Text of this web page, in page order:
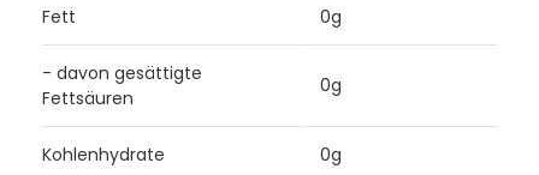
Fett 0g
- davon gesättigte
Fettsäuren
0g
Kohlenhydrate 0g